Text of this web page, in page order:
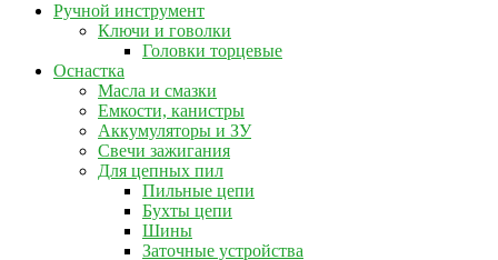
Ручной инструмент
Ключи и говолки
Головки торцевые
Оснастка
Масла и смазки
Емкости, канистры
Аккумуляторы и ЗУ
Свечи зажигания
Для цепных пил
Пильные цепи
Бухты цепи
Шины
Заточные устройства